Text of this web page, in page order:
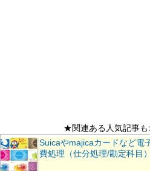
★関連ある人気記事も
Suicaやmajicaカードなど電
費処理（仕分処理/勘定科目